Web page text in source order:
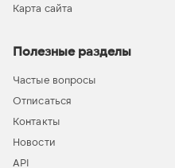
Карта сайта
Полезные разделы
Частые вопросы
Отписаться
Контакты
Новости
API